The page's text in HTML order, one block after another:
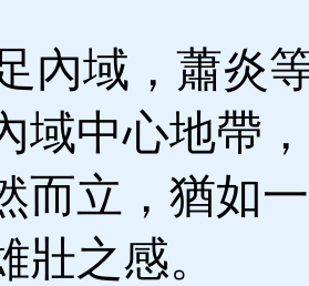
內域，蕭炎
域中心地帶
而立，猶如
壯之感。